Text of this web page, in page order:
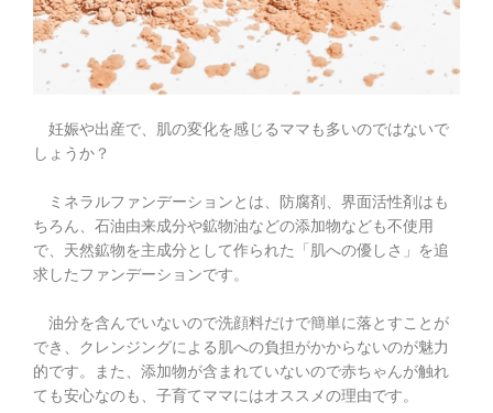
妊娠や出産で、肌の変化を感じるママも多いのではないで
しょうか？
ミネラルファンデーションとは、防腐剤、界面活性剤はも
ちろん、石油由来成分や鉱物油などの添加物なども不使用
で、天然鉱物を主成分として作られた「肌への優しさ」を追
求したファンデーションです。
油分を含んでいないので洗顔料だけで簡単に落とすことが
でき、クレンジングによる肌への負担がかからないのが魅力
的です。また、添加物が含まれていないので赤ちゃんが触れ
ても安心なのも、子育てママにはオススメの理由です。